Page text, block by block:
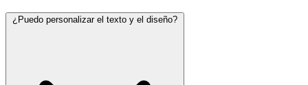
¿Puedo personalizar el texto y el diseño?